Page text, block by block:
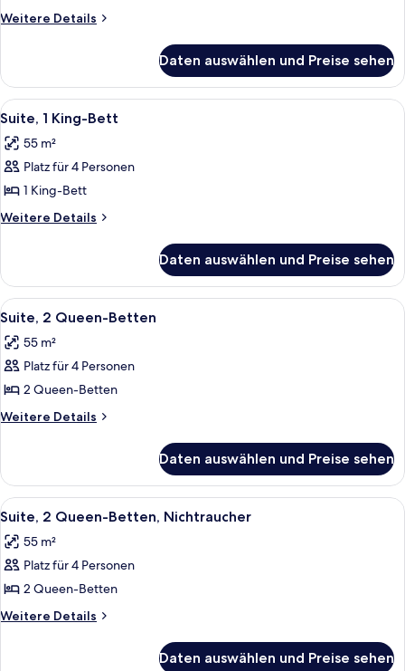
Bett,
anzeigen
Weitere Details
Weitere
1 King-
Bett,
barrierefrei,
Nichtraucher
Daten auswählen und Preise sehen
Alle
Fotos
für
Suite,
1 King-
Bett
Ein modernes Hotelzimmer mit
7
Suite, 1 King-Bett
55 m²
Platz für 4 Personen
1 King-Bett
Weitere Details
Weitere
1 King-
Bett
Daten auswählen und Preise sehen
Alle
Fotos
für
Suite,
2 Queen-
Betten
Ein Hotelzimmer mit zwei Betten,
8
Suite, 2 Queen-Betten
55 m²
Platz für 4 Personen
2 Queen-Betten
Weitere Details
Weitere
2 Queen-
Betten
Daten auswählen und Preise sehen
Alle
Fotos
für
Suite,
2 Queen-
Betten,
Ein Hotelzimmer mit einem Bett,
8
Suite, 2 Queen-Betten, Nichtraucher
55 m²
Platz für 4 Personen
2 Queen-Betten
Weitere Details
Weitere
Daten auswählen und Preise sehen